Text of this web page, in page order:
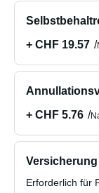
+ CHF 19.57
+ CHF 5.76
Erforderlich für